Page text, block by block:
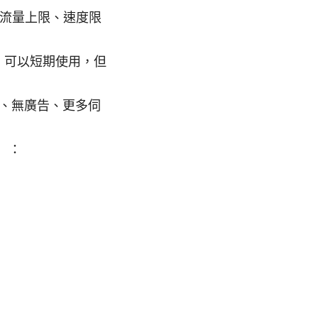
量上限、速度限
以短期使用，但
無廣告、更多伺
：